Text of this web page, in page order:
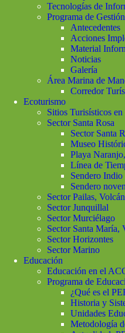
Tecnologías de
Programa de
Antecedentes
Acciones
Material
Noticias
Galería
Área Marina de
Corredor
Ecoturismo
Sitios Turisísticos
Sector Santa Rosa
Sector Santa
Museo
Playa
Línea de
Sendero
Sendero
Sector Pailas,
Sector Junquillal
Sector Murciélago
Sector Santa María,
Sector Horizontes
Sector Marino
Educación
Educación en el
Programa de
¿Qué es el
Historia y
Unidades
Metodología